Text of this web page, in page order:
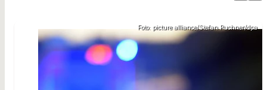
Foto: picture alliance/Stefan Puchner/dpa